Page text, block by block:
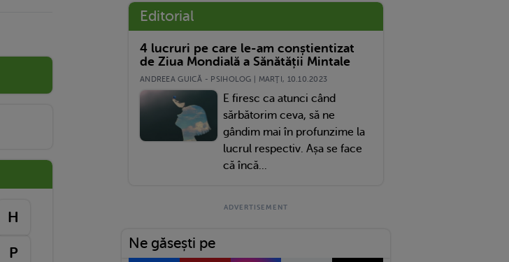
H
P
Editorial
4 lucruri pe care le-am conștientizat
de Ziua Mondială a Sănătății Mintale
ANDREEA GUICĂ - PSIHOLOG | MARŢI, 10.10.2023
E firesc ca atunci când
sărbătorim ceva, să ne
gândim mai în profunzime la
lucrul respectiv. Așa se face
că încă...
Ne găsești pe